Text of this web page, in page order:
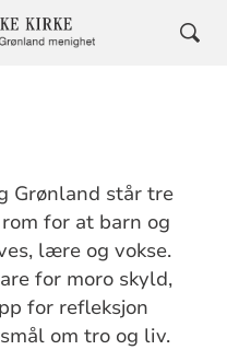
Grønland står tre
for at barn og
lære og vokse.
for moro skyld,
for refleksjon
om tro og liv.